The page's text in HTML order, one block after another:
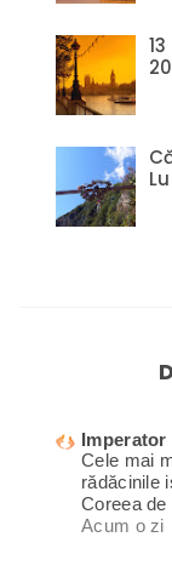
Imperator
Cele mai
rădăcinile
Coreea
Acum o zi